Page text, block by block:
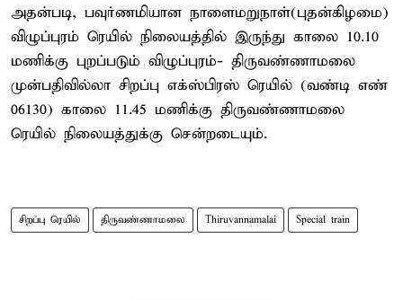
அதன்படி, பவுர்ணமியான நாளைமறுநாள்(புதன்கிழமை)
விழுப்புரம் ரெயில் நிலையத்தில் இருந்து காலை 10.10
மணிக்கு புறப்படும் விழுப்புரம்- திருவண்ணாமலை
முன்பதிவில்லா சிறப்பு எக்ஸ்பிரஸ் ரெயில் (வண்டி எண்
06130) காலை 11.45 மணிக்கு திருவண்ணாமலை
ரெயில் நிலையத்துக்கு சென்றடையும்.
சிறப்பு ரெயில் திருவண்ணாமலை Thiruvannamalai Special train